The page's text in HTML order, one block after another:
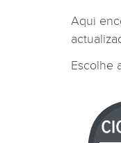
Aqui
Escolhe